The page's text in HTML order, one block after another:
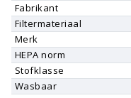
Fabrikant
Filtermateriaal
Merk
HEPA norm
Stofklasse
Wasbaar